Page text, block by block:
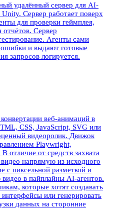
удалённый сервер для AI-
Сервер работает поверх
для проверки геймплея,
Сервер
Агенты сами
и выдают готовые
запросов логируется.
веб-анимаций в
CSS, JavaScript, SVG или
видеоролик. Движок
Playwright,
отличие от средств захвата
напрямую из исходного
с пиксельной разметкой и
видео в пайплайны AI-агентов.
которые хотят создавать
или генерировать
данных на сторонние